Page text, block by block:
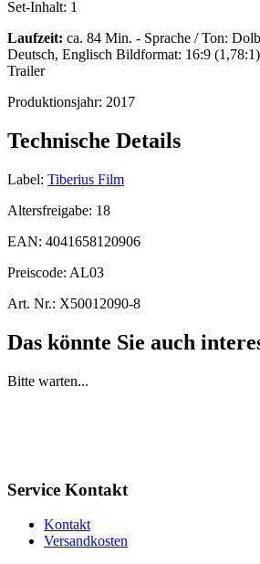
Set-Inhalt: 1
Laufzeit: ca. 84 Min. - Sprache / Ton:
Deutsch, Englisch Bildformat: 16:9
Trailer
Produktionsjahr: 2017
Technische Details
Label: Tiberius Film
Altersfreigabe: 18
EAN: 4041658120906
Preiscode: AL03
Art. Nr.: X50012090-8
Das könnte Sie auch
Bitte warten...
Service Kontakt
Kontakt
Versandkosten